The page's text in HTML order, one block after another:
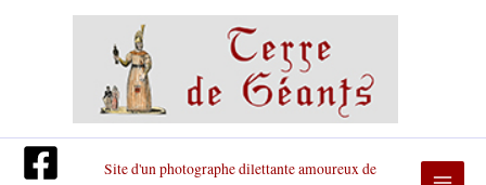
Site d'un photographe dilettante amoureux de